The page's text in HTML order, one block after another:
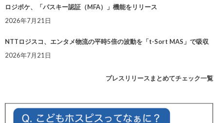
ロジポケ、「パスキー認証（MFA）」機能をリリース
2026年7月21日
NTTロジスコ、エンタメ物流の平時5倍の波動を「t-Sort MAS」で吸収
2026年7月21日
プレスリリースまとめてチェック一覧